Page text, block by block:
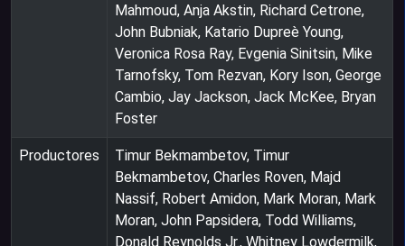
Mahmoud, Anja Akstin, Richard Cetrone,
John Bubniak, Katario Dupreè Young,
Veronica Rosa Ray, Evgenia Sinitsin, Mike
Tarnofsky, Tom Rezvan, Kory Ison, George
Cambio, Jay Jackson, Jack McKee, Bryan
Foster
Productores
Timur Bekmambetov, Timur
Bekmambetov, Charles Roven, Majd
Nassif, Robert Amidon, Mark Moran, Mark
Moran, John Papsidera, Todd Williams,
Donald Reynolds Jr., Whitney Lowdermilk,